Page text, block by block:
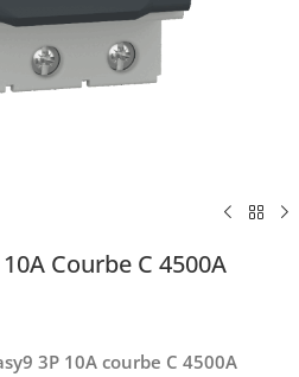
Courbe C 4500A
3P 10A courbe C 4500A